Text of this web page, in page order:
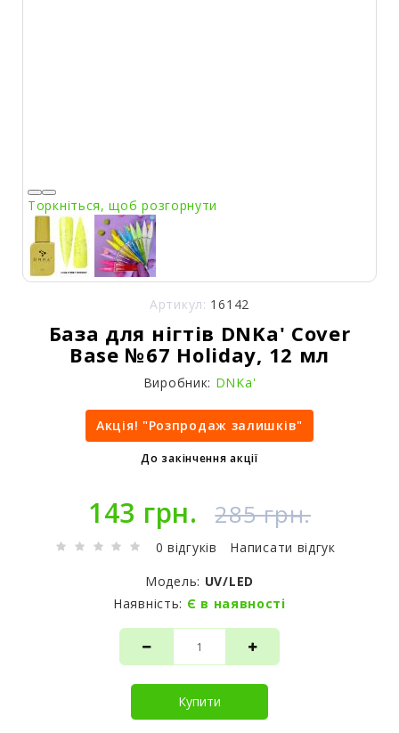
Торкніться, щоб розгорнути
Артикул: 16142
База для нігтів DNKa' Cover
Base №67 Holiday, 12 мл
Виробник: DNKa'
Акція! "Розпродаж залишків"
До закінчення акції
143 грн. 285 грн.
0 відгуків
Написати відгук
Модель: UV/LED
Наявність: Є в наявності
Купити